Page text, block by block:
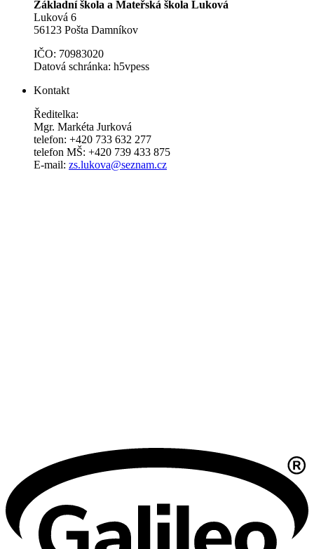
Základní škola a Mateřská škola Luková
Luková 6
56123 Pošta Damníkov
IČO: 70983020
Datová schránka: h5vpess
Kontakt
Ředitelka:
Mgr. Markéta Jurková
telefon: +420 733 632 277
telefon MŠ: +420 739 433 875
E-mail: zs.lukova@seznam.cz